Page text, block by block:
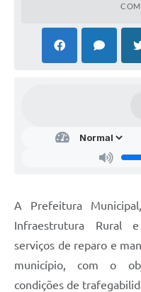
A Prefeitura
Infraestrutura Rural
serviços de reparo e
município, com o
condições de